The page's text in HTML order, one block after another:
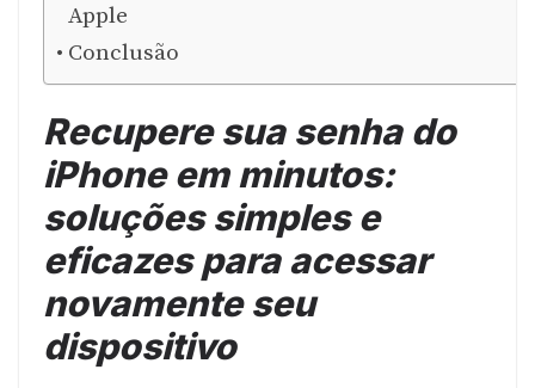
Apple
Conclusão
Recupere sua senha do
iPhone em minutos:
soluções simples e
eficazes para acessar
novamente seu
dispositivo